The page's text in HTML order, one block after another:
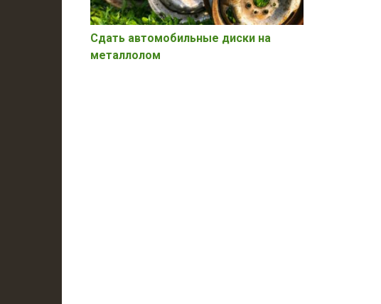
Сдать автомобильные диски на
металлолом